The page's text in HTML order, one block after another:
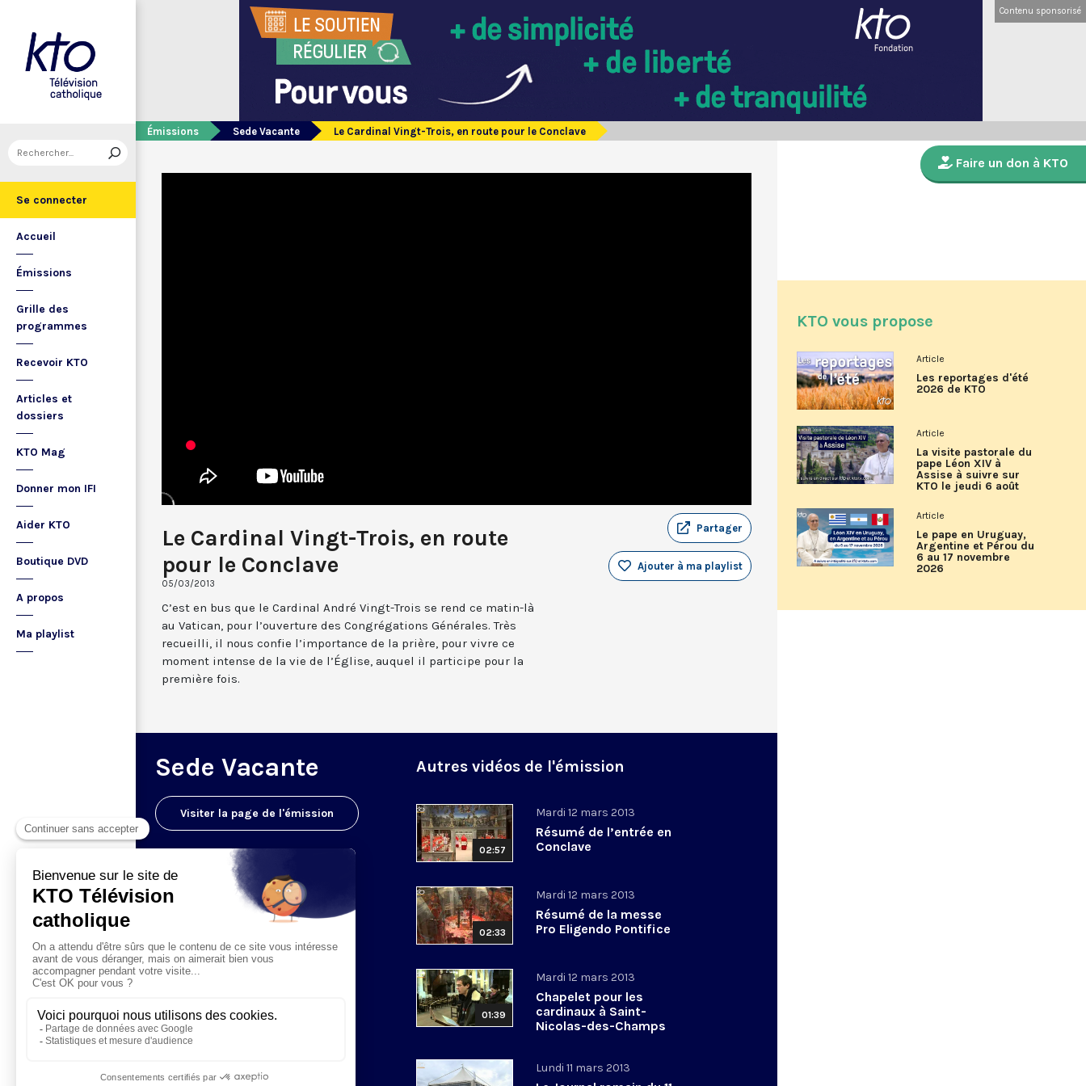
Se connecter
Accueil
Émissions
Grille des
programmes
Recevoir KTO
Articles et
dossiers
KTO Mag
Donner mon IFI
Aider KTO
Boutique DVD
A propos
Ma playlist
Contenu sponsorisé
Émissions Sede Vacante Le Cardinal Vingt-Trois, en route pour le Conclave
Le Cardinal Vingt-Trois, en route
pour le Conclave
05/03/2013
Partager
Ajouter à ma playlist
C’est en bus que le Cardinal André Vingt-Trois se rend ce matin-là
au Vatican, pour l’ouverture des Congrégations Générales. Très
recueilli, il nous confie l’importance de la prière, pour vivre ce
moment intense de la vie de l’Église, auquel il participe pour la
première fois.
Sede Vacante
Visiter la page de l'émission
Autres vidéos de l'émission
02:57
Mardi 12 mars 2013
Résumé de l’entrée en
Conclave
02:33
Mardi 12 mars 2013
Résumé de la messe
Pro Eligendo Pontifice
01:39
Mardi 12 mars 2013
Chapelet pour les
cardinaux à Saint-
Nicolas-des-Champs
Lundi 11 mars 2013
Faire un don à KTO
KTO vous propose
Article
Les reportages d'été
2026 de KTO
Article
La visite pastorale du
pape Léon XIV à
Assise à suivre sur
KTO le jeudi 6 août
Article
Le pape en Uruguay,
Argentine et Pérou du
6 au 17 novembre
2026